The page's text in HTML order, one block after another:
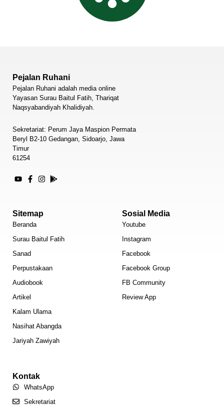
Pejalan Ruhani
Pejalan Ruhani adalah media online
Yayasan Surau Baitul Fatih, Thariqat
Naqsyabandiyah Khalidiyah.
Sekretariat: Perum Jaya Maspion Permata
Beryl B2-10 Gedangan, Sidoarjo, Jawa
Timur
61254
Sitemap
Beranda
Surau Baitul Fatih
Sanad
Perpustakaan
Audiobook
Artikel
Kalam Ulama
Nasihat Abangda
Jariyah Zawiyah
Sosial Media
Youtube
Instagram
Facebook
Facebook Group
FB Community
Review App
Kontak
WhatsApp
Sekretariat